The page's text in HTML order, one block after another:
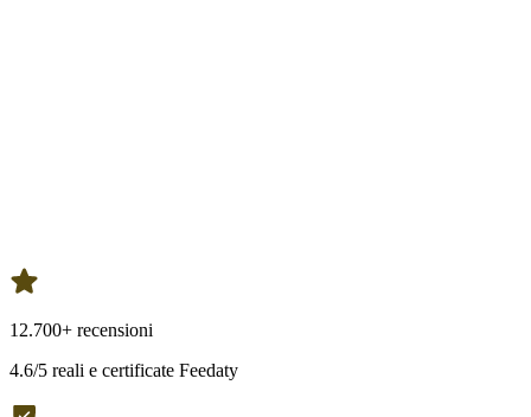
12.700+ recensioni
4.6/5 reali e certificate Feedaty